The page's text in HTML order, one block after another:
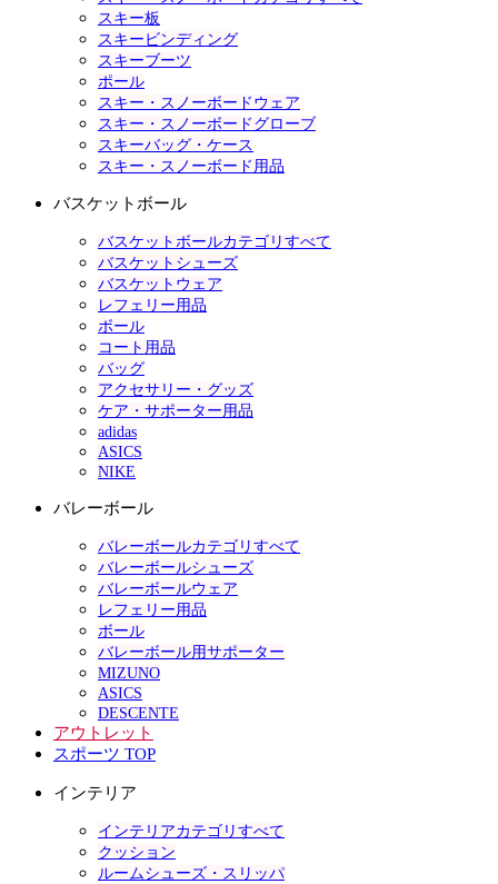
スキー板
スキービンディング
スキーブーツ
ポール
スキー・スノーボードウェア
スキー・スノーボードグローブ
スキーバッグ・ケース
スキー・スノーボード用品
バスケットボール
バスケットボールカテゴリすべて
バスケットシューズ
バスケットウェア
レフェリー用品
ボール
コート用品
バッグ
アクセサリー・グッズ
ケア・サポーター用品
adidas
ASICS
NIKE
バレーボール
バレーボールカテゴリすべて
バレーボールシューズ
バレーボールウェア
レフェリー用品
ボール
バレーボール用サポーター
MIZUNO
ASICS
DESCENTE
アウトレット
スポーツ TOP
インテリア
インテリアカテゴリすべて
クッション
ルームシューズ・スリッパ